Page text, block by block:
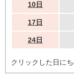
10日
17日
24日
クリックした日に